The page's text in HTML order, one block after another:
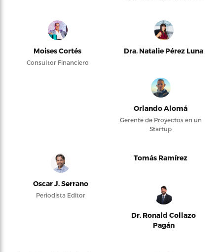
Moises Cortés
Consultor Financiero
Dra. Natalie Pérez Luna
Orlando Alomá
Gerente de Proyectos en un
Startup
Oscar J. Serrano
Periodista Editor
Tomás Ramírez
Dr. Ronald Collazo
Pagán